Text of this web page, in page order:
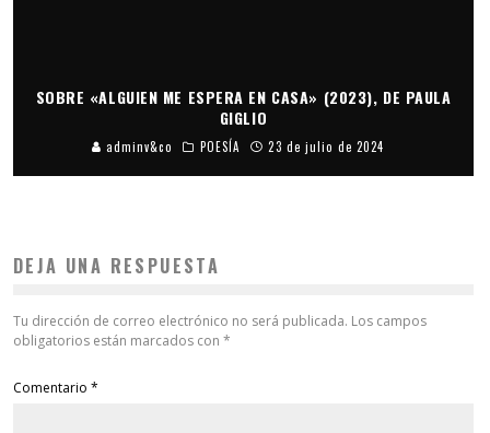
SOBRE «ALGUIEN ME ESPERA EN CASA» (2023), DE PAULA
GIGLIO
adminv&co POESÍA 23 de julio de 2024
DEJA UNA RESPUESTA
Tu dirección de correo electrónico no será publicada. Los campos
obligatorios están marcados con *
Comentario *